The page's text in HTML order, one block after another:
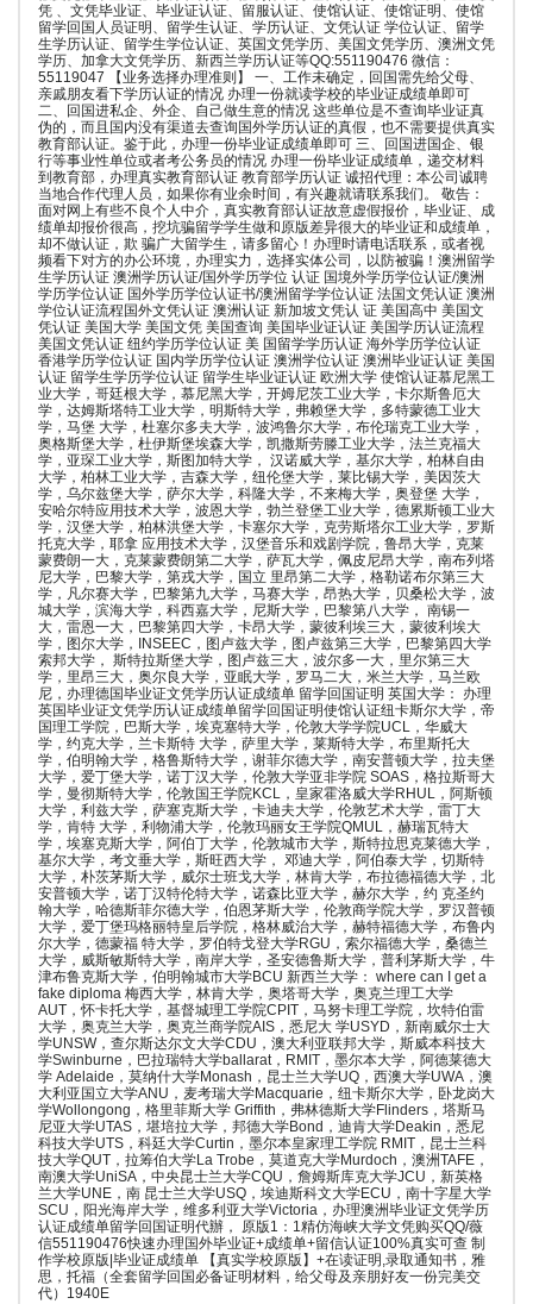
凭 、文凭毕业证、毕业证认证、留服认证、使馆认证、使馆证明、使馆
留学回国人员证明、留学生认证、学历认证、文凭认证 学位认证、留学
生学历认证、留学生学位认证、英国文凭学历、美国文凭学历、澳洲文凭
学历、加拿大文凭学历、新西兰学历认证等QQ:551190476 微信：
55119047 【业务选择办理准则】 一、工作未确定，回国需先给父母、
亲戚朋友看下学历认证的情况 办理一份就读学校的毕业证成绩单即可
二、回国进私企、外企、自己做生意的情况 这些单位是不查询毕业证真
伪的，而且国内没有渠道去查询国外学历认证的真假，也不需要提供真实
教育部认证。鉴于此，办理一份毕业证成绩单即可 三、回国进国企、银
行等事业性单位或者考公务员的情况 办理一份毕业证成绩单，递交材料
到教育部，办理真实教育部认证 教育部学历认证 诚招代理：本公司诚聘
当地合作代理人员，如果你有业余时间，有兴趣就请联系我们。 敬告：
面对网上有些不良个人中介，真实教育部认证故意虚假报价，毕业证、成
绩单却报价很高，挖坑骗留学学生做和原版差异很大的毕业证和成绩单，
却不做认证，欺 骗广大留学生，请多留心！办理时请电话联系，或者视
频看下对方的办公环境，办理实力，选择实体公司，以防被骗！澳洲留学
生学历认证 澳洲学历认证/国外学历学位 认证 国境外学历学位认证/澳洲
学历学位认证 国外学历学位认证书/澳洲留学学位认证 法国文凭认证 澳洲
学位认证流程国外文凭认证 澳洲认证 新加坡文凭认 证 美国高中 美国文
凭认证 美国大学 美国文凭 美国查询 美国毕业证认证 美国学历认证流程
美国文凭认证 纽约学历学位认证 美 国留学学历认证 海外学历学位认证
香港学历学位认证 国内学历学位认证 澳洲学位认证 澳洲毕业证认证 美国
认证 留学生学历学位认证 留学生毕业证认证 欧洲大学 使馆认证慕尼黑工
业大学，哥廷根大学，慕尼黑大学，开姆尼茨工业大学，卡尔斯鲁厄大
学，达姆斯塔特工业大学，明斯特大学，弗赖堡大学，多特蒙德工业大
学，马堡 大学，杜塞尔多夫大学，波鸿鲁尔大学，布伦瑞克工业大学，
奥格斯堡大学，杜伊斯堡埃森大学，凯撒斯劳滕工业大学，法兰克福大
学，亚琛工业大学，斯图加特大学， 汉诺威大学，基尔大学，柏林自由
大学，柏林工业大学，吉森大学，纽伦堡大学，莱比锡大学，美因茨大
学，乌尔兹堡大学，萨尔大学，科隆大学，不来梅大学，奥登堡 大学，
安哈尔特应用技术大学，波恩大学，勃兰登堡工业大学，德累斯顿工业大
学，汉堡大学，柏林洪堡大学，卡塞尔大学，克劳斯塔尔工业大学，罗斯
托克大学，耶拿 应用技术大学，汉堡音乐和戏剧学院，鲁昂大学，克莱
蒙费朗一大，克莱蒙费朗第二大学，萨瓦大学，佩皮尼昂大学，南布列塔
尼大学，巴黎大学，第戎大学，国立 里昂第二大学，格勒诺布尔第三大
学，凡尔赛大学，巴黎第九大学，马赛大学，昂热大学，贝桑松大学，波
城大学，滨海大学，科西嘉大学，尼斯大学，巴黎第八大学， 南锡一
大，雷恩一大，巴黎第四大学，卡昂大学，蒙彼利埃三大，蒙彼利埃大
学，图尔大学，INSEEC，图卢兹大学，图卢兹第三大学，巴黎第四大学
索邦大学， 斯特拉斯堡大学，图卢兹三大，波尔多一大，里尔第三大
学，里昂三大，奥尔良大学，亚眠大学，罗马二大，米兰大学，马兰欧
尼，办理德国毕业证文凭学历认证成绩单 留学回国证明 英国大学： 办理
英国毕业证文凭学历认证成绩单留学回国证明使馆认证纽卡斯尔大学，帝
国理工学院，巴斯大学，埃克塞特大学，伦敦大学学院UCL，华威大
学，约克大学，兰卡斯特 大学，萨里大学，莱斯特大学，布里斯托大
学，伯明翰大学，格鲁斯特大学，谢菲尔德大学，南安普顿大学，拉夫堡
大学，爱丁堡大学，诺丁汉大学，伦敦大学亚非学院 SOAS，格拉斯哥大
学，曼彻斯特大学，伦敦国王学院KCL，皇家霍洛威大学RHUL，阿斯顿
大学，利兹大学，萨塞克斯大学，卡迪夫大学，伦敦艺术大学，雷丁大
学，肯特 大学，利物浦大学，伦敦玛丽女王学院QMUL，赫瑞瓦特大
学，埃塞克斯大学，阿伯丁大学，伦敦城市大学，斯特拉思克莱德大学，
基尔大学，考文垂大学，斯旺西大学， 邓迪大学，阿伯泰大学，切斯特
大学，朴茨茅斯大学，威尔士班戈大学，林肯大学，布拉德福德大学，北
安普顿大学，诺丁汉特伦特大学，诺森比亚大学，赫尔大学，约 克圣约
翰大学，哈德斯菲尔德大学，伯恩茅斯大学，伦敦商学院大学，罗汉普顿
大学，爱丁堡玛格丽特皇后学院，格林威治大学，赫特福德大学，布鲁内
尔大学，德蒙福 特大学，罗伯特戈登大学RGU，索尔福德大学，桑德兰
大学，威斯敏斯特大学，南岸大学，圣安德鲁斯大学，普利茅斯大学，牛
津布鲁克斯大学，伯明翰城市大学BCU 新西兰大学： where can I get a
fake diploma 梅西大学，林肯大学，奥塔哥大学，奥克兰理工大学
AUT，怀卡托大学，基督城理工学院CPIT，马努卡理工学院，坎特伯雷
大学，奥克兰大学，奥克兰商学院AIS，悉尼大 学USYD，新南威尔士大
学UNSW，查尔斯达尔文大学CDU，澳大利亚联邦大学，斯威本科技大
学Swinburne，巴拉瑞特大学ballarat，RMIT，墨尔本大学，阿德莱德大
学 Adelaide，莫纳什大学Monash，昆士兰大学UQ，西澳大学UWA，澳
大利亚国立大学ANU，麦考瑞大学Macquarie，纽卡斯尔大学，卧龙岗大
学Wollongong，格里菲斯大学 Griffith，弗林德斯大学Flinders，塔斯马
尼亚大学UTAS，堪培拉大学，邦德大学Bond，迪肯大学Deakin，悉尼
科技大学UTS，科廷大学Curtin，墨尔本皇家理工学院 RMIT，昆士兰科
技大学QUT，拉筹伯大学La Trobe，莫道克大学Murdoch，澳洲TAFE，
南澳大学UniSA，中央昆士兰大学CQU，詹姆斯库克大学JCU，新英格
兰大学UNE，南 昆士兰大学USQ，埃迪斯科文大学ECU，南十字星大学
SCU，阳光海岸大学，维多利亚大学Victoria，办理澳洲毕业证文凭学历
认证成绩单留学回国证明代辦， 原版1：1精仿海峡大学文凭购买QQ/薇
信551190476快速办理国外毕业证+成绩单+留信认证100%真实可查 制
作学校原版|毕业证成绩单 【真实学校原版】+在读证明,录取通知书，雅
思，托福（全套留学回国必备证明材料，给父母及亲朋好友一份完美交
代）1940E